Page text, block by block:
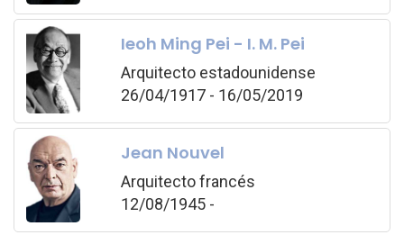
Ieoh Ming Pei - I. M. Pei
Arquitecto estadounidense
26/04/1917 - 16/05/2019
Jean Nouvel
Arquitecto francés
12/08/1945 -